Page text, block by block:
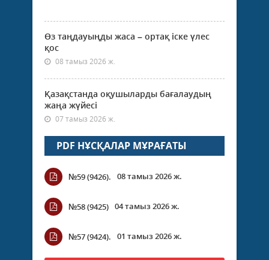
Өз таңдауыңды жаса – ортақ іске үлес
қос
08 тамыз 2026 ж.
Қазақстанда оқушыларды бағалаудың
жаңа жүйесі
07 тамыз 2026 ж.
PDF НҰСҚАЛАР МҰРАҒАТЫ
№59 (9426). 08 тамыз 2026 ж.
№58 (9425) 04 тамыз 2026 ж.
№57 (9424). 01 тамыз 2026 ж.